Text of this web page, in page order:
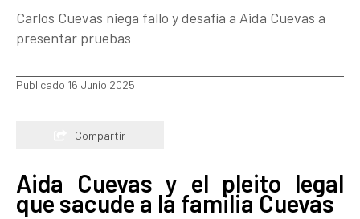
Carlos Cuevas niega fallo y desafía a Aida Cuevas a
presentar pruebas
Publicado 16 Junio 2025
Compartir
Aida Cuevas y el pleito legal
que sacude a la familia Cuevas